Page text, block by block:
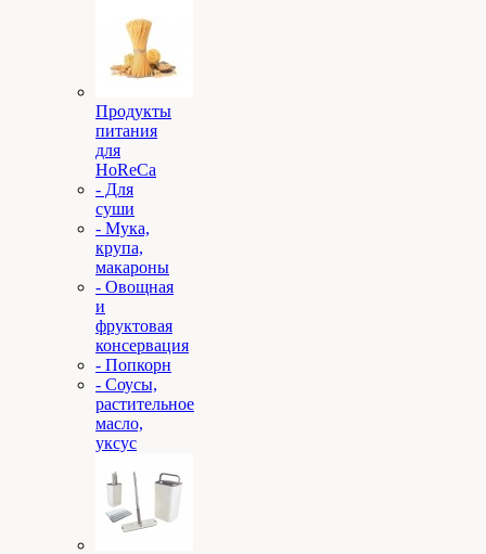
Продукты
питания
для
HoReCa
- Для
суши
- Мука,
крупа,
макароны
- Овощная
и
фруктовая
консервация
- Попкорн
- Соусы,
растительное
масло,
уксус